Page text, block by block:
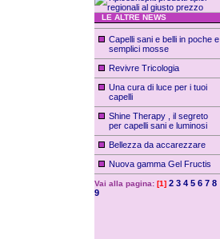
LE ALTRE NEWS
Capelli sani e belli in poche e
semplici mosse
Revivre Tricologia
Una cura di luce per i tuoi
capelli
Shine Therapy , il segreto
per capelli sani e luminosi
Bellezza da accarezzare
Nuova gamma Gel Fructis
Vai alla pagina: [1] 2 3 4 5 6 7 8
9